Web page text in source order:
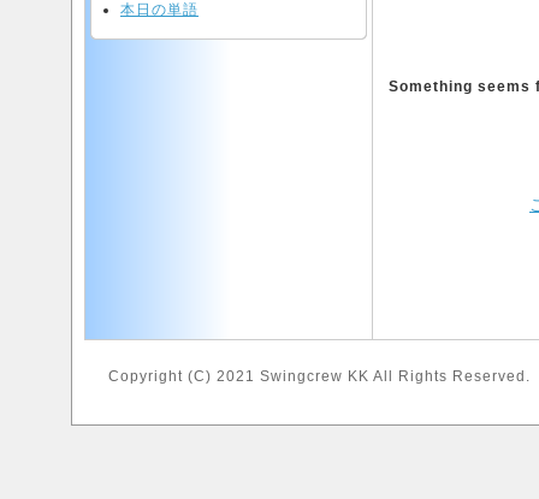
Something
本日の単語
Copyright (C) 2021 Swingcrew KK All Rights Reserved.